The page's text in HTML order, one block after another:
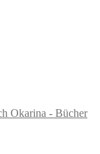
Okarina - Bücher